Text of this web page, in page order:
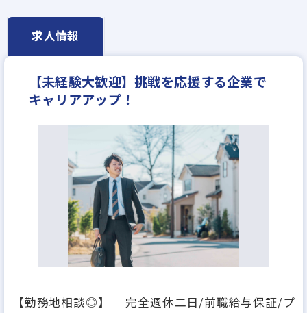
マイカー通勤可
平均年齢20代
完全週休2日
年間休日120日以上
年収250万円
月給～20万円 月給25万円
求人情報
【未経験大歓迎】挑戦を応援する企業で
キャリアアップ！
【勤務地相談◎】 完全週休二日/前職給与保証/プ